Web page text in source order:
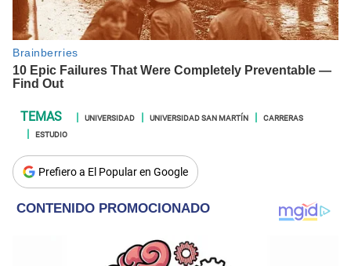
UNIVERSIDAD UNIVERSIDAD SAN MARTÍN
CARRERAS
ESTUDIO
Prefiero a El Popular en Google